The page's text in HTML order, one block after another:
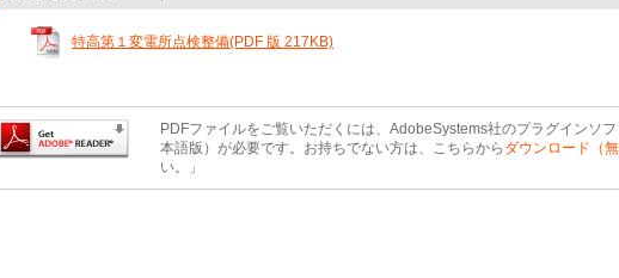
特高第１変電所点検整備(PDF 版 217KB)
PDFファイルをご覧いただくには、AdobeSystems社のプラグインソ
本語版）が必要です。お持ちでない方は、こちらから ダウンロード（無
い。」